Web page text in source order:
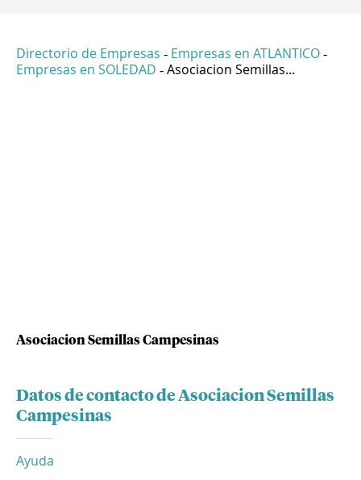
Directorio de Empresas - Empresas en ATLANTICO -
Empresas en SOLEDAD - Asociacion Semillas...
Asociacion Semillas Campesinas
Datos de contacto de Asociacion Semillas
Campesinas
Ayuda